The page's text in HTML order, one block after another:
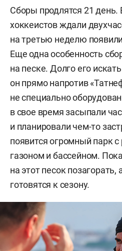
Сборы продлятся 21
хоккеистов ждали
на третью неделю
Еще одна особенность
на песке. Долго его
он прямо напротив
не специально
в свое время засыпали
и планировали чем-то
появится огромный парк
газоном и бассейном.
на этот песок
готовятся к сезону.